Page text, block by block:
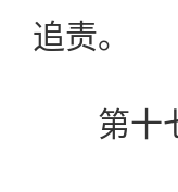
追责。
第十七